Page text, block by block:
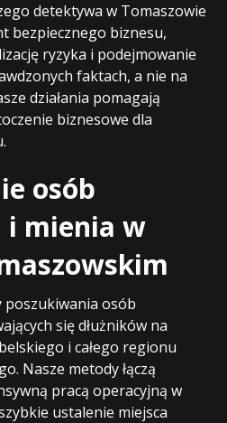
detektywa w Tomaszowie
bezpiecznego biznesu,
ryzyka i podejmowanie
faktach, a nie na
działania pomagają
biznesowe dla
osób
i mienia w
poszukiwania osób
się dłużników na
i całego regionu
Nasze metody łączą
pracą operacyjną w
ustalenie miejsca